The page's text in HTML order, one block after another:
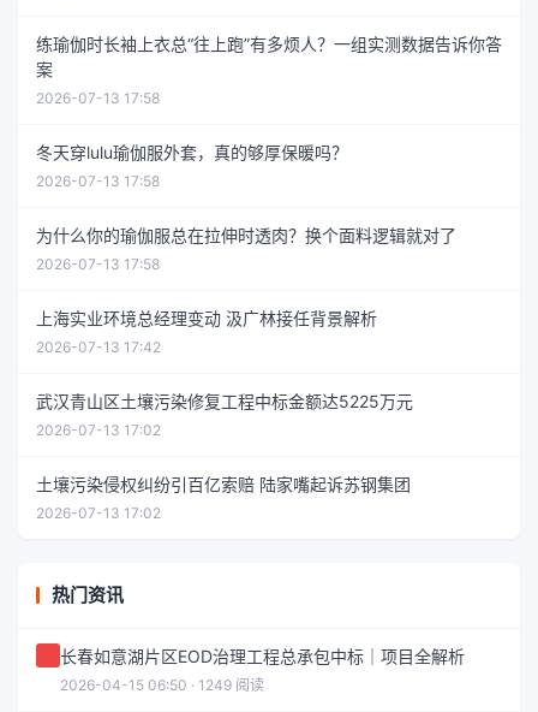
练瑜伽时长袖上衣总“往上跑”有多烦人？一组实测数据告诉你答
案
2026-07-13 17:58
冬天穿lulu瑜伽服外套，真的够厚保暖吗？
2026-07-13 17:58
为什么你的瑜伽服总在拉伸时透肉？换个面料逻辑就对了
2026-07-13 17:58
上海实业环境总经理变动 汲广林接任背景解析
2026-07-13 17:42
武汉青山区土壤污染修复工程中标金额达5225万元
2026-07-13 17:02
土壤污染侵权纠纷引百亿索赔 陆家嘴起诉苏钢集团
2026-07-13 17:02
热门资讯
长春如意湖片区EOD治理工程总承包中标｜项目全解析
2026-04-15 06:50 · 1249 阅读